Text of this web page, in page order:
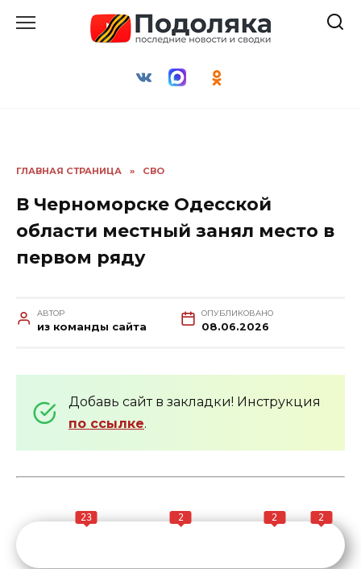
ГЛАВНАЯ СТРАНИЦА » СВО
В Черноморске Одесской
области местный занял место в
первом ряду
АВТОР
из команды сайта
ОПУБЛИКОВАНО
08.06.2026
Добавь сайт в закладки! Инструкция
по ссылке.
23 2 2 2